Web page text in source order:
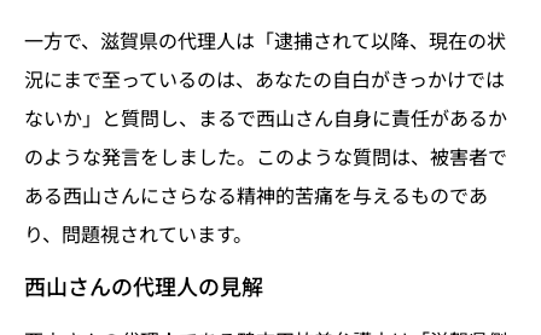
一方で、滋賀県の代理人は「逮捕されて以降、現在の状
況にまで至っているのは、あなたの自白がきっかけでは
ないか」と質問し、まるで西山さん自身に責任があるか
のような発言をしました。このような質問は、被害者で
ある西山さんにさらなる精神的苦痛を与えるものであ
り、問題視されています。
西山さんの代理人の見解